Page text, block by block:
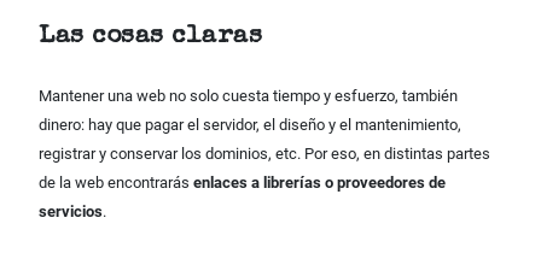
Las cosas claras
Mantener una web no solo cuesta tiempo y esfuerzo, también
dinero: hay que pagar el servidor, el diseño y el mantenimiento,
registrar y conservar los dominios, etc. Por eso, en distintas partes
de la web encontrarás enlaces a librerías o proveedores de
servicios.